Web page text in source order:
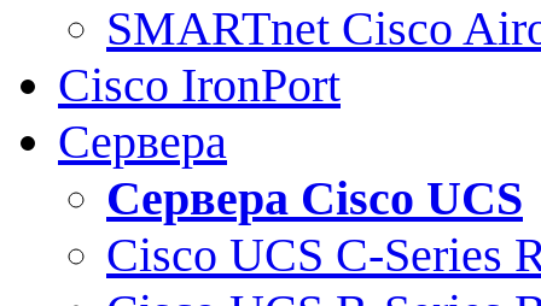
SMARTnet Cisco
Cisco IronPort
Сервера
Сервера Cisco UCS
Cisco UCS C-Series